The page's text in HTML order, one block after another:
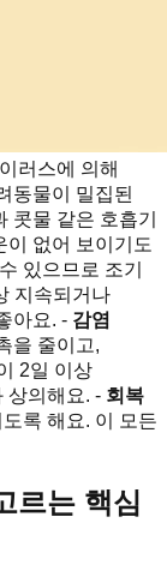
러스에 의해
동물이 밀집된
콧물 같은 호흡기
이 없어 보이기도
있으므로 조기
지속되거나
아요. - 감염
을 줄이고,
2일 이상
상의해요. - 회복
록 해요. 이 모든
르는 핵심